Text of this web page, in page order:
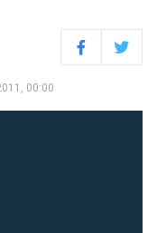
FacebookTwitter
00:00